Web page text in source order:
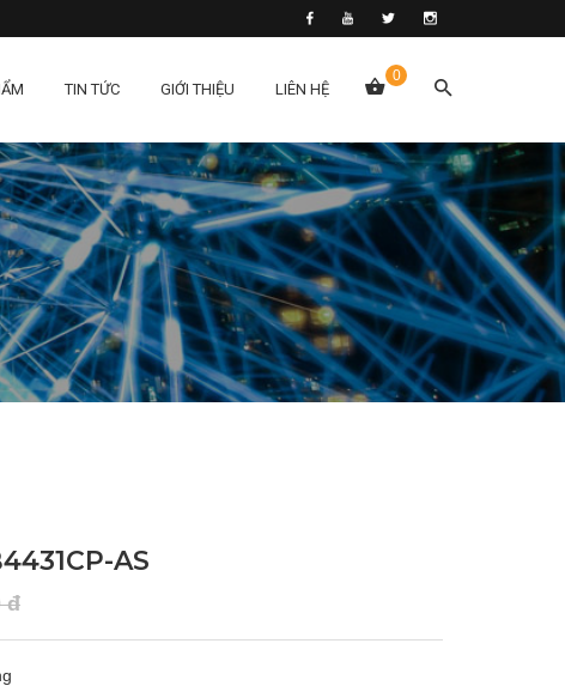
TIN TỨC GIỚI THIỆU LIÊN HỆ
0
AS
đ